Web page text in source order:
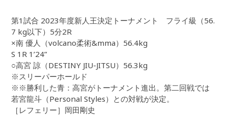
第1試合 2023年度新人王決定トーナメント フライ級（56.
7 kg以下）5分2R
×南 優人（volcano柔術&mma）56.4kg
S 1R 1’24”
○高宮 諒（DESTINY JIU-JITSU）56.3kg
※スリーパーホールド
※※勝利した青：高宮がトーナメント進出。第二回戦では
若宮龍斗（Personal Styles）との対戦が決定。
［レフェリー］岡田剛史